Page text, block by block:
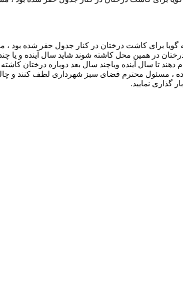
گویا برای کاشت درختان در کنار جدول حفر شده بود
در همین محل کاشته شوند شاید سال آینده و یا
دهند تا سال آینده ویاچند سال بعد دوباره درختان
نشده ، مسئول محترم فضای سبز شهرداری لطف کنند و
گذاری نمایید.